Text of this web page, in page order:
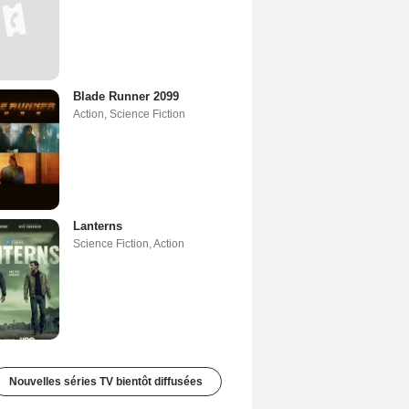
Blade Runner 2099
Action, Science Fiction
Lanterns
Science Fiction,Action
Nouvelles séries TV bientôt diffusées